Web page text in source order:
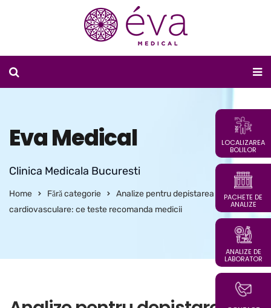
LOCALIZAREA
BOLILOR
PACHETE DE
ANALIZE
ANALIZE DE
LABORATOR
Eva Medical
Clinica Medicala Bucuresti
Home Fără categorie
Analize pentru depistarea bolilor
cardiovasculare: ce teste recomanda medicii